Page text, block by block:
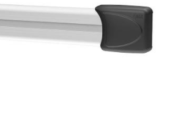
Nautica
Offerte Del mese